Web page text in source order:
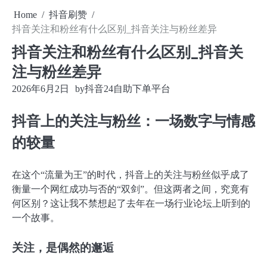
Home
抖音刷赞
抖音关注和粉丝有什么区别_抖音关注与粉丝差异
抖音关注和粉丝有什么区别_抖音关
注与粉丝差异
2026年6月2日 by抖音24自助下单平台
抖音上的关注与粉丝：一场数字与情感
的较量
在这个“流量为王”的时代，抖音上的关注与粉丝似乎成了
衡量一个网红成功与否的“双剑”。但这两者之间，究竟有
何区别？这让我不禁想起了去年在一场行业论坛上听到的
一个故事。
关注，是偶然的邂逅